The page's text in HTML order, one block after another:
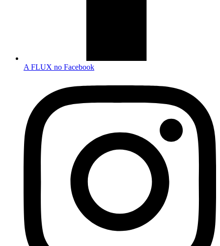
A FLUX no Facebook